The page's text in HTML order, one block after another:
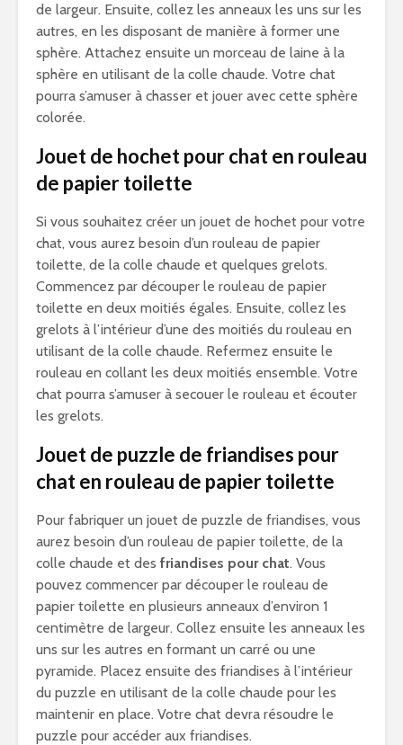
de largeur. Ensuite, collez les anneaux les uns sur les
autres, en les disposant de manière à former une
sphère. Attachez ensuite un morceau de laine à la
sphère en utilisant de la colle chaude. Votre chat
pourra s’amuser à chasser et jouer avec cette sphère
colorée.
Jouet de hochet pour chat en rouleau
de papier toilette
Si vous souhaitez créer un jouet de hochet pour votre
chat, vous aurez besoin d’un rouleau de papier
toilette, de la colle chaude et quelques grelots.
Commencez par découper le rouleau de papier
toilette en deux moitiés égales. Ensuite, collez les
grelots à l’intérieur d’une des moitiés du rouleau en
utilisant de la colle chaude. Refermez ensuite le
rouleau en collant les deux moitiés ensemble. Votre
chat pourra s’amuser à secouer le rouleau et écouter
les grelots.
Jouet de puzzle de friandises pour
chat en rouleau de papier toilette
Pour fabriquer un jouet de puzzle de friandises, vous
aurez besoin d’un rouleau de papier toilette, de la
colle chaude et des friandises pour chat. Vous
pouvez commencer par découper le rouleau de
papier toilette en plusieurs anneaux d’environ 1
centimètre de largeur. Collez ensuite les anneaux les
uns sur les autres en formant un carré ou une
pyramide. Placez ensuite des friandises à l’intérieur
du puzzle en utilisant de la colle chaude pour les
maintenir en place. Votre chat devra résoudre le
puzzle pour accéder aux friandises.